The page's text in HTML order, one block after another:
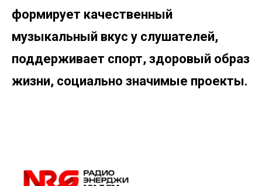
формирует качественный
музыкальный вкус у слушателей,
поддерживает спорт, здоровый образ
жизни, социально значимые проекты.